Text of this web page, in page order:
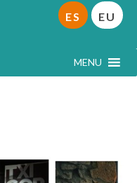
MENU
ES EU